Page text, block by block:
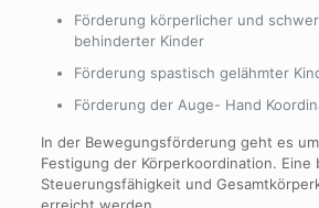
Förderung körperlicher und
behinderter Kinder
Förderung spastisch gelähmter
Förderung der Auge- Hand
In der Bewegungsförderung geht es
Festigung der Körperkoordination. Eine
Steuerungsfähigkeit und